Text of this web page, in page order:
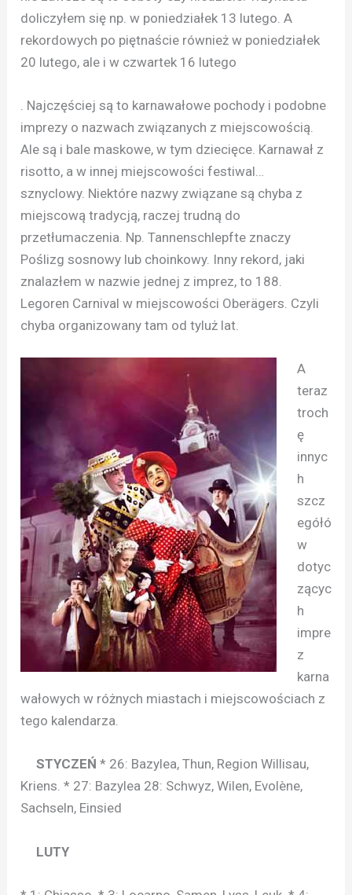
doliczyłem się np. w poniedziałek 13 lutego. A
rekordowych po piętnaście również w poniedziałek
20 lutego, ale i w czwartek 16 lutego
. Najczęściej są to karnawałowe pochody i podobne
imprezy o nazwach związanych z miejscowością.
Ale są i bale maskowe, w tym dziecięce. Karnawał z
risotto, a w innej miejscowości festiwal…
sznyclowy. Niektóre nazwy związane są chyba z
miejscową tradycją, raczej trudną do
przetłumaczenia. Np. Tannenschlepfte znaczy
Poślizg sosnowy lub choinkowy. Inny rekord, jaki
znalazłem w nazwie jednej z imprez, to 188.
Legoren Carnival w miejscowości Oberägers. Czyli
chyba organizowany tam od tyluż lat.
A
teraz
troch
ę
innyc
h
szcz
egółó
w
dotyc
zącyc
h
impre
z
karna
wałowych w różnych miastach i miejscowościach z
tego kalendarza.
STYCZEŃ * 26: Bazylea, Thun, Region Willisau,
Kriens. * 27: Bazylea 28: Schwyz, Wilen, Evolène,
Sachseln, Einsied
LUTY